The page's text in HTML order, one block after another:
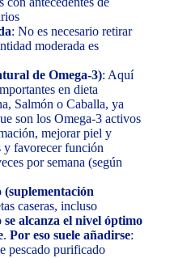
: No es necesario retirar
moderada es
de Omega-3): Aquí
en dieta
Salmón o Caballa, ya
son los Omega-3 activos
mejorar piel y
y favorecer función
por semana (según
(suplementación
caseras, incluso
se alcanza el nivel óptimo
. Por eso suele añadirse:
pescado purificado